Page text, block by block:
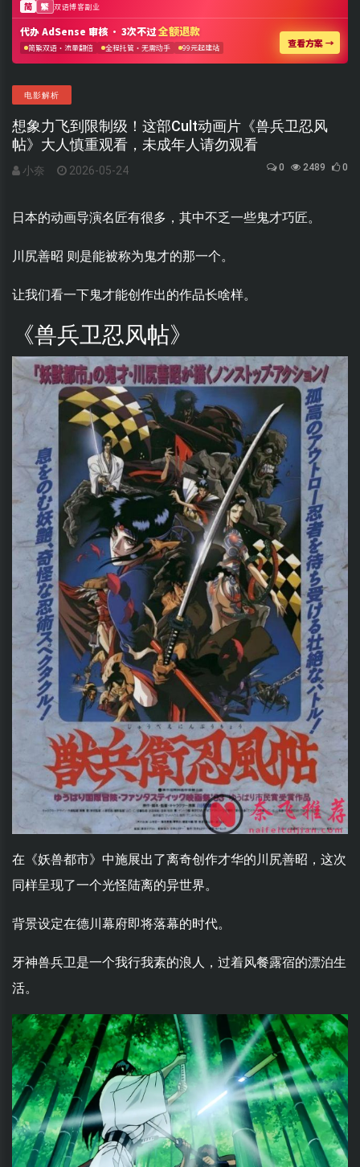
电影解析
想象力飞到限制级！这部Cult动画片《兽兵卫忍风
帖》大人慎重观看，未成年人请勿观看
小奈 2026-05-24 0 2489 0
日本的动画导演名匠有很多，其中不乏一些鬼才巧匠。
川尻善昭 则是能被称为鬼才的那一个。
让我们看一下鬼才能创作出的作品长啥样。
《兽兵卫忍风帖》
在《妖兽都市》中施展出了离奇创作才华的川尻善昭，这次
同样呈现了一个光怪陆离的异世界。
背景设定在德川幕府即将落幕的时代。
牙神兽兵卫是一个我行我素的浪人，过着风餐露宿的漂泊生
活。